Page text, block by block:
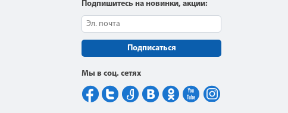
Подпишитесь на новинки, акции:
Подписаться
Мы в соц. сетях